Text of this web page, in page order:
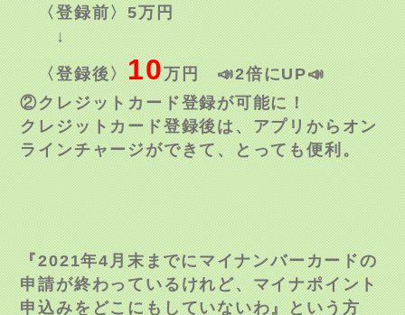
〈登録前〉5万円
↓
〈登録後〉10万円 📣2倍にUP📣
②クレジットカード登録が可能に！
クレジットカード登録後は、アプリからオン
ラインチャージができて、とっても便利。
『2021年4月末までにマイナンバーカードの
申請が終わっているけれど、マイナポイント
申込みをどこにもしていないわ』という方